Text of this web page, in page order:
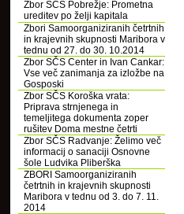
Zbor SČS Pobrežje: Prometna
ureditev po želji kapitala
Zbori Samoorganiziranih četrtnih
in krajevnih skupnosti Maribora v
tednu od 27. do 30. 10.2014
Zbor SČS Center in Ivan Cankar:
Vse več zanimanja za izložbe na
Gosposki
Zbor SČS Koroška vrata:
Priprava strnjenega in
temeljitega dokumenta zoper
rušitev Doma mestne četrti
Zbor SČS Radvanje: Želimo več
informacij o sanaciji Osnovne
šole Ludvika Pliberška
ZBORI Samoorganiziranih
četrtnih in krajevnih skupnosti
Maribora v tednu od 3. do 7. 11.
2014